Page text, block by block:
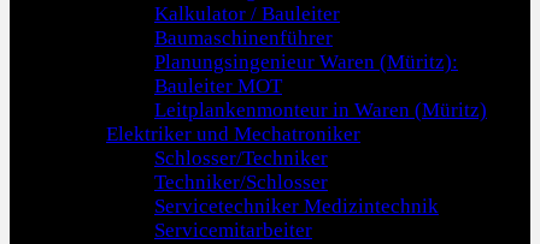
Kalkulator / Bauleiter
Baumaschinenführer
Planungsingenieur Waren (Müritz):
Bauleiter MOT
Leitplankenmonteur in Waren (Müritz)
Elektriker und Mechatroniker
Schlosser/Techniker
Techniker/Schlosser
Servicetechniker Medizintechnik
Servicemitarbeiter